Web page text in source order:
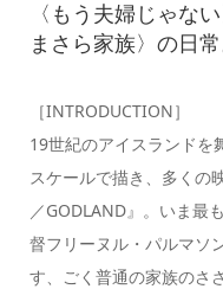
〈もう夫婦じゃな
まさら家族〉の日常
［INTRODUCTION］
19世紀のアイスランドを
スケールで描き、多くの
／GODLAND』。いま最
督フリーヌル・パルマソ
す、ごく普通の家族のさ